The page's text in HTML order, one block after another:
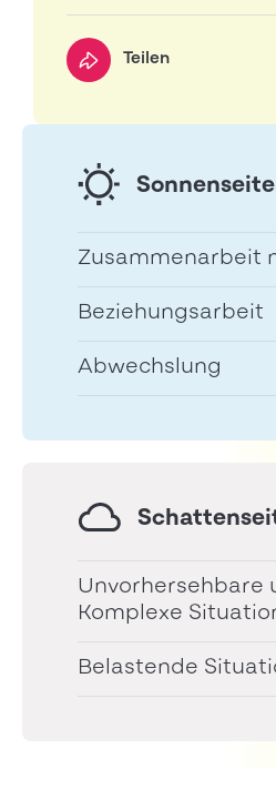
Teilen
Zusammenarbeit
Beziehungsarbeit
Abwechslung
Unvorhersehbare
Komplexe
Belastende